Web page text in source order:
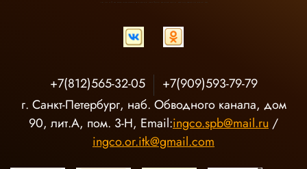
+7(812)565-32-05
+7(909)593-79-79
г. Санкт-Петербург, наб. Обводного канала, дом
90, лит.А, пом. 3-Н, Email:ingco.spb@mail.ru /
ingco.or.itk@gmail.com